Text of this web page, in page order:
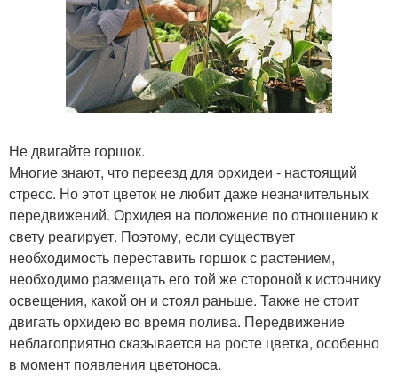
Не двигайте горшок.
Многие знают, что переезд для орхидеи - настоящий
стресс. Но этот цветок не любит даже незначительных
передвижений. Орхидея на положение по отношению к
свету реагирует. Поэтому, если существует
необходимость переставить горшок с растением,
необходимо размещать его той же стороной к источнику
освещения, какой он и стоял раньше. Также не стоит
двигать орхидею во время полива. Передвижение
неблагоприятно сказывается на росте цветка, особенно
в момент появления цветоноса.